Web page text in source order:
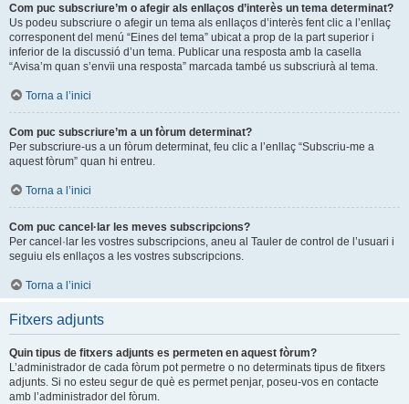
Com puc subscriure’m o afegir als enllaços d’interès un tema determinat?
Us podeu subscriure o afegir un tema als enllaços d’interès fent clic a l’enllaç
corresponent del menú “Eines del tema” ubicat a prop de la part superior i
inferior de la discussió d’un tema. Publicar una resposta amb la casella
“Avisa’m quan s’envïi una resposta” marcada també us subscriurà al tema.
Torna a l’inici
Com puc subscriure’m a un fòrum determinat?
Per subscriure-us a un fòrum determinat, feu clic a l’enllaç “Subscriu-me a
aquest fòrum” quan hi entreu.
Torna a l’inici
Com puc cancel·lar les meves subscripcions?
Per cancel·lar les vostres subscripcions, aneu al Tauler de control de l’usuari i
seguiu els enllaços a les vostres subscripcions.
Torna a l’inici
Fitxers adjunts
Quin tipus de fitxers adjunts es permeten en aquest fòrum?
L’administrador de cada fòrum pot permetre o no determinats tipus de fitxers
adjunts. Si no esteu segur de què es permet penjar, poseu-vos en contacte
amb l’administrador del fòrum.